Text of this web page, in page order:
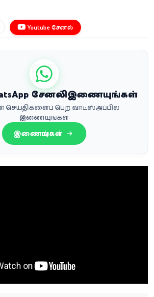
Youtube சேனல்
சேனலில் இணையுங்கள்
செய்திகளைப் பெற வாட்ஸ்அப்பில்
இணையுங்கள்
இணையுங்கள்